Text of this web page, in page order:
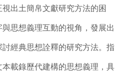
出土簡帛文獻研究方法的困
思想義理互動的視角，發展出
經典思想詮釋的研究方法。指
載錄歷代建構的思想義理，具